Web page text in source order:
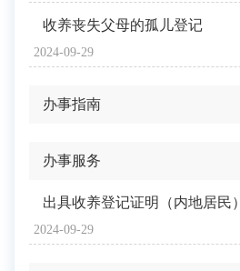
2024-09-29
收养丧失父母的孤儿登记
办事指南
办事服务
2024-09-29
出具收养登记证明（内地居民）